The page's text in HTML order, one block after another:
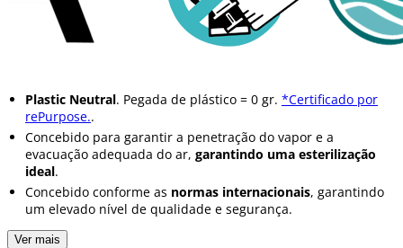
Plastic Neutral. Pegada de plástico = 0 gr. *Certificado por
rePurpose..
Concebido para garantir a penetração do vapor e a
evacuação adequada do ar, garantindo uma esterilização
ideal.
Concebido conforme as normas internacionais, garantindo
um elevado nível de qualidade e segurança.
Ver mais